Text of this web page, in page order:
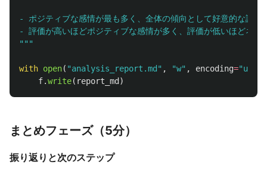
- ポジティブな感情が最も多く、全体の傾向として好意的な評価
"""
with open( "analysis_report.md " , "w" , encoding="utf-8
f.write( report_md )
まとめフェーズ（5分）
振り返りと次のステップ